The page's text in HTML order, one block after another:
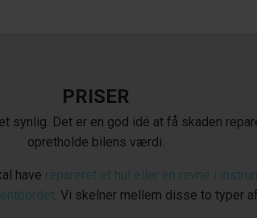
PRISER
synlig. Det er en god idé at få skaden
opretholde bilens værdi.
have repareret et hul eller en revne i
. Vi skelner mellem disse to typer